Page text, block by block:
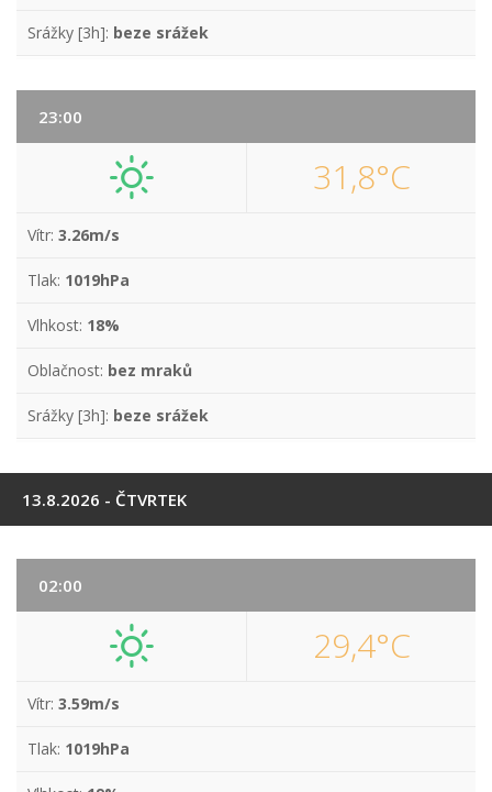
Srážky [3h]: beze srážek
23:00
31,8°C
Vítr: 3.26m/s
Tlak: 1019hPa
Vlhkost: 18%
Oblačnost: bez mraků
Srážky [3h]: beze srážek
13.8.2026 - ČTVRTEK
02:00
29,4°C
Vítr: 3.59m/s
Tlak: 1019hPa